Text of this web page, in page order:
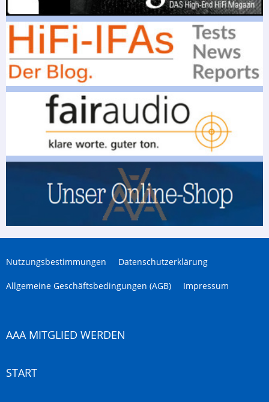
Nutzungsbestimmungen Datenschutzerklärung
Allgemeine Geschäftsbedingungen (AGB) Impressum
AAA MITGLIED WERDEN
START